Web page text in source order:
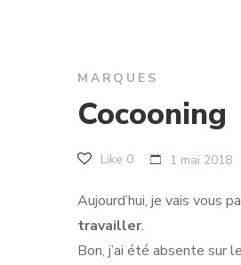
MARQUES
Cocooning
Like 0 1 mai 2018
Aujourd’hui, je vais vous
travailler.
Bon, j’ai été absente sur